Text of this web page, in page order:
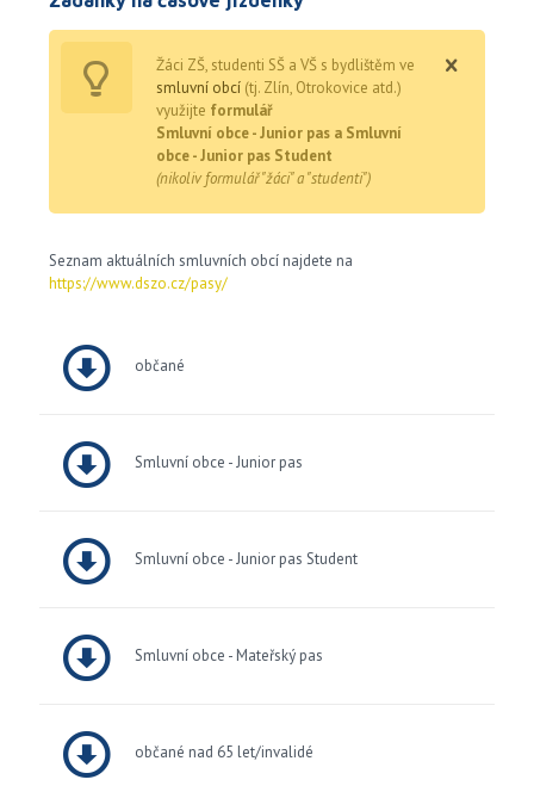
Žáci ZŠ, studenti SŠ a VŠ s bydlištěm ve
smluvní obcí(tj. Zlín, Otrokovice atd.)
využijte formulář
Smluvní obce - Junior pas a Smluvní
obce - Junior pas Student
(nikoliv formulář "žáci" a "studenti")
Seznam aktuálních smluvních obcí najdete na
https://www.dszo.cz/pasy/
občané
Smluvní obce - Junior pas
Smluvní obce - Junior pas Student
Smluvní obce - Mateřský pas
občané nad 65 let/invalidé